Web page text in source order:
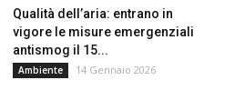
Qualità dell’aria: entrano in
vigore le misure emergenziali
antismog il 15...
Ambiente 14 Gennaio 2026